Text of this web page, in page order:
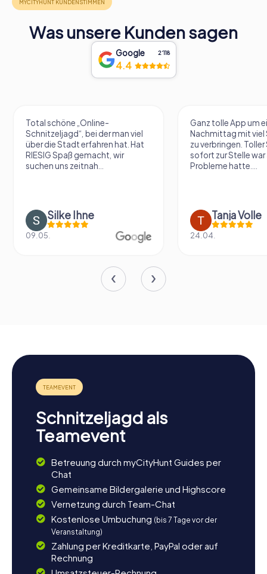
Was unsere Kunden sagen
Google 2‘118
4.4
Total schöne „Online-
Schnitzeljagd“, bei der man viel
über die Stadt erfahren hat. Hat
RIESIG Spaß gemacht, wir
suchen uns zeitnah...
Silke Ihne
09.05.
Ganz tolle App um
Nachmittag mit viel
zu verbringen.
sofort zur Stelle war
Probleme hatte....
Tanja Volle
24.04.
Schnitzeljagd als
Teamevent
Betreuung durch myCityHunt Guides per
Chat
Gemeinsame Bildergalerie und Highscore
Vernetzung durch Team-Chat
Kostenlose Umbuchung (bis 7 Tage vor der
Veranstaltung)
Zahlung per Kreditkarte, PayPal oder auf
Rechnung